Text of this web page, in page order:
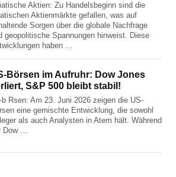
Aktien: Zu Handelsbeginn sind die
Aktienmärkte gefallen, was auf
Sorgen über die globale Nachfrage
geopolitische Spannungen hinweist. Diese
haben …
Börsen im Aufruhr: Dow Jones
S&P 500 bleibt stabil!
b Rsen: Am 23. Juni 2026 zeigen die US-
eine gemischte Entwicklung, die sowohl
als auch Analysten in Atem hält. Während
Dow …